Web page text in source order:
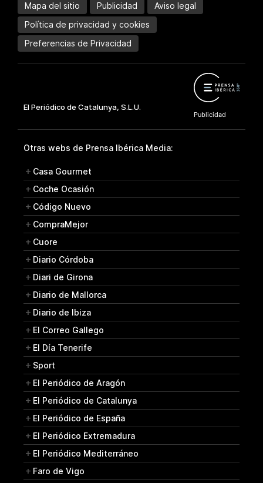
Mapa del sitio
Publicidad
Aviso legal
Política de privacidad y cookies
Preferencias de Privacidad
Otras webs de Prensa Ibérica Media:
Casa Gourmet
Coche Ocasión
Código Nuevo
CompraMejor
Cuore
Diario Córdoba
Diari de Girona
Diario de Mallorca
Diario de Ibiza
El Correo Gallego
El Día Tenerife
Sport
El Periódico de Aragón
El Periódico de Catalunya
El Periódico de España
El Periódico Extremadura
El Periódico Mediterráneo
Faro de Vigo